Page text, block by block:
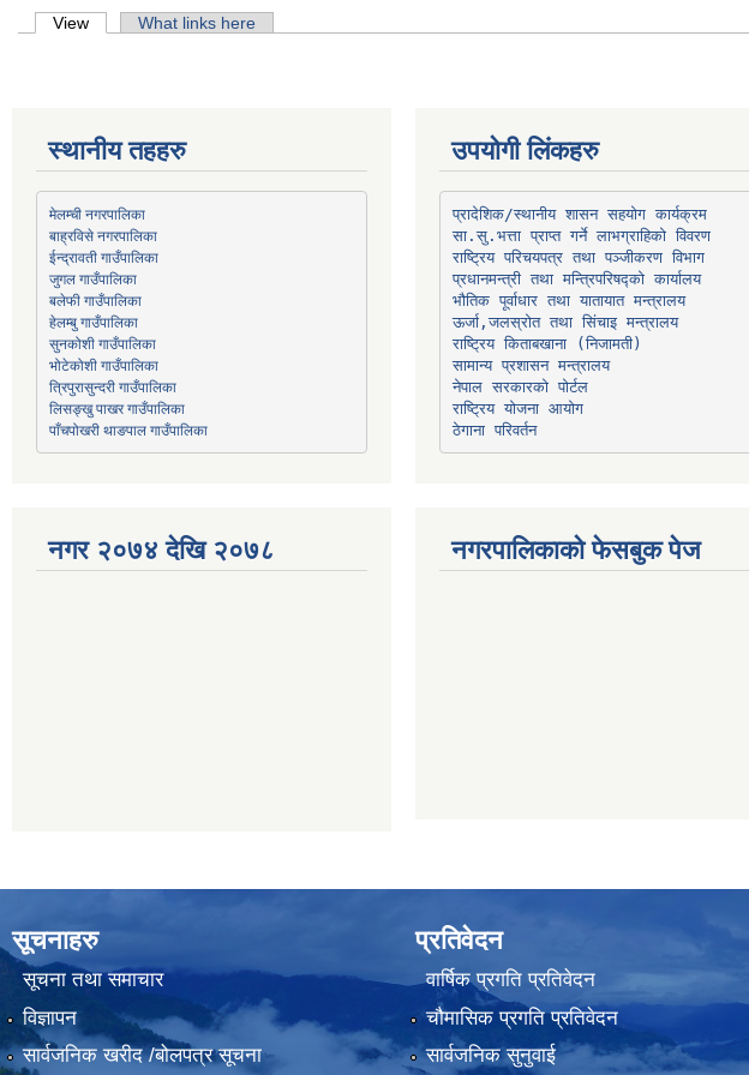
Primary tabs
View (active tab)What links here
स्थानीय तहहरु
मेलम्ची नगरपालिका
बाह्रविसे नगरपालिका
ईन्द्रावती गाउँपालिका
जुगल गाउँपालिका
बलेफी गाउँपालिका
हेलम्बु गाउँपालिका
सुनकोशी गाउँपालिका
भोटेकोशी गाउँपालिका
त्रिपुरासुन्दरी गाउँपालिका
लिसङ्खु पाखर गाउँपालिका
पाँचपोखरी थाङपाल गाउँपालिका
नगर २०७४ देखि २०७८
उपयोगी लिंकहरु
प्रादेशिक/स्थानीय शासन सहयोग कार्यक्रम
सा.सु.भत्ता प्राप्त गर्ने लाभग्राहिको विवरण
राष्ट्रिय परिचयपत्र तथा पञ्‍जीकरण विभाग
प्रधानमन्त्री तथा मन्त्रिपरिषद्को कार्यालय
भौतिक पूर्वाधार तथा यातायात मन्त्रालय
ऊर्जा,जलस्रोत तथा सिंचाइ मन्त्रालय
सामान्य प्रशासन मन्त्रालय
नेपाल सरकारको पोर्टल
राष्ट्रिय योजना आयोग
ठेगाना परिवर्तन
नगरपालिकाको फेसबुक पेज
सूचनाहरु
सूचना तथा समाचार
विज्ञापन
सार्वजनिक खरीद /बोलपत्र सूचना
प्रतिवेदन
वार्षिक प्रगति प्रतिवेदन
चौमासिक प्रगति प्रतिवेदन
सार्वजनिक सुनुवाई